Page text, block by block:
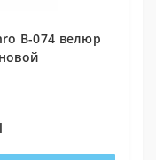
B-074 велюр